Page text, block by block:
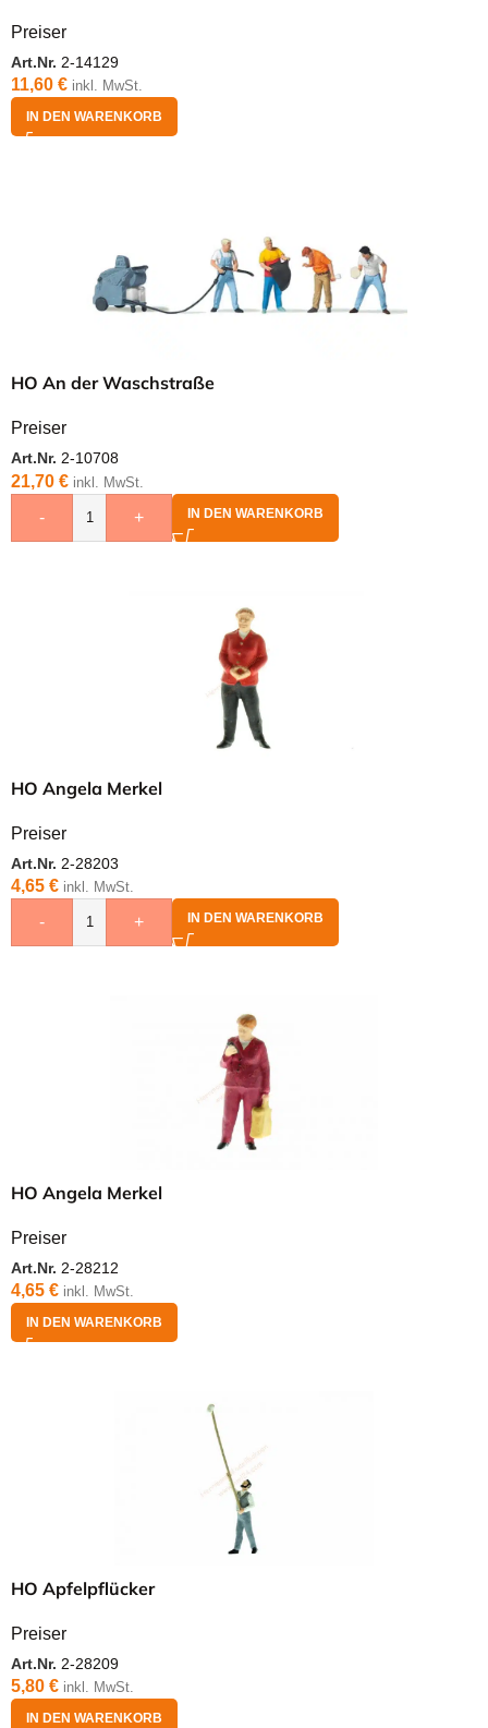
Preiser
Art.Nr. 2-14129
11,60 € inkl. MwSt.
IN DEN WARENKORB
HO An der Waschstraße
Preiser
Art.Nr. 2-10708
21,70 € inkl. MwSt.
- + IN DEN WARENKORB
HO Angela Merkel
Preiser
Art.Nr. 2-28203
4,65 € inkl. MwSt.
- + IN DEN WARENKORB
HO Angela Merkel
Preiser
Art.Nr. 2-28212
4,65 € inkl. MwSt.
IN DEN WARENKORB
HO Apfelpflücker
Preiser
Art.Nr. 2-28209
5,80 € inkl. MwSt.
IN DEN WARENKORB